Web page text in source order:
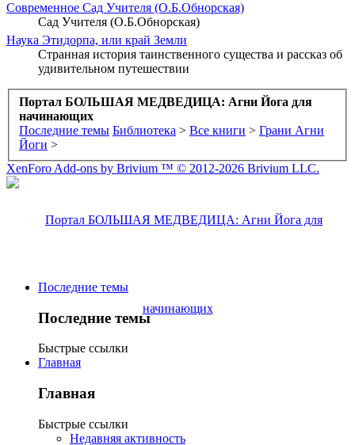
Современное Сад Учителя (О.Б.Обнорская)
Сад Учителя (О.Б.Обнорская)
Наука Этидорпа, или край Земли
Странная история таинственного существа и рассказ об
удивительном путешествии
Портал БОЛЬШАЯ МЕДВЕДИЦА: Агни Йога для
начинающих
Последние темы Библиотека > Все книги > Грани Агни
Йоги >
XenForo Add-ons by Brivium ™ © 2012-2026 Brivium LLC.
Последние темы
Последние темы
Быстрые ссылки
Главная
Главная
Быстрые ссылки
Недавняя активность